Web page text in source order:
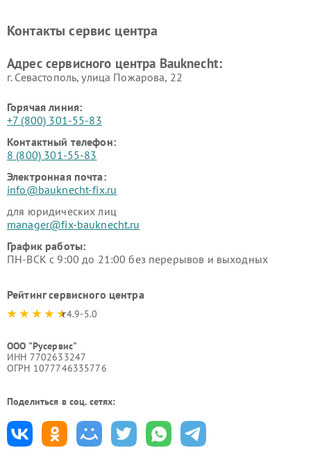
Контакты сервис центра
Адрес сервисного центра Bauknecht:
г. Севастополь, улица Пожарова, 22
Горячая линия:
+7 (800) 301-55-83
Контактный телефон:
8 (800) 301-55-83
Электронная почта:
info@bauknecht-fix.ru
для юридических лиц
manager@fix-bauknecht.ru
График работы:
ПН-ВСК с 9:00 до 21:00 без перерывов и выходных
Рейтинг сервисного центра
4.9-5.0
ООО "Русервис"
ИНН 7702633247
ОГРН 1077746335776
Поделиться в соц. сетях: